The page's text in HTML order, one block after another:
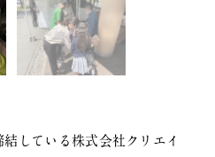
している株式会社クリエイ